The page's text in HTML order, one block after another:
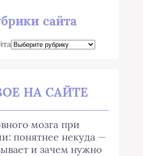
сайта
НА САЙТЕ
мозга при
понятнее некуда —
и зачем нужно